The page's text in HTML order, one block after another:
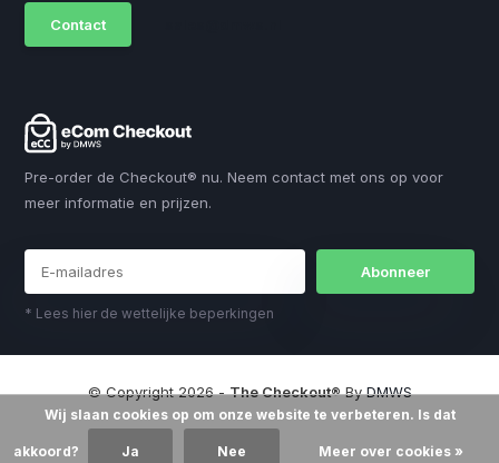
Contact
Pre-order de Checkout® nu. Neem contact met ons op voor
meer informatie en prijzen.
Abonneer
* Lees hier de wettelijke beperkingen
© Copyright 2026 -The Checkout®ByDMWS
Wij slaan cookies op om onze website te verbeteren. Is dat
akkoord? Ja Nee Meer over cookies »